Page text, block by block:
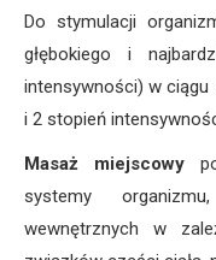
Do stymulacji
głębokiego i
intensywności) w ciągu
i 2 stopień
Masaż miejscowy
systemy
wewnętrznych w